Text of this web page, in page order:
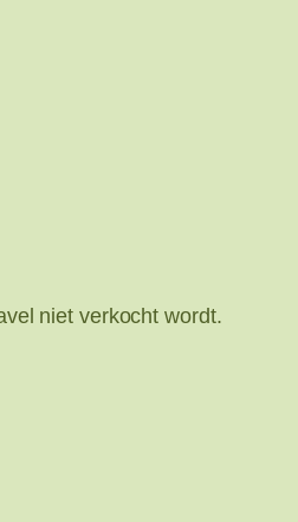
niet verkocht wordt.